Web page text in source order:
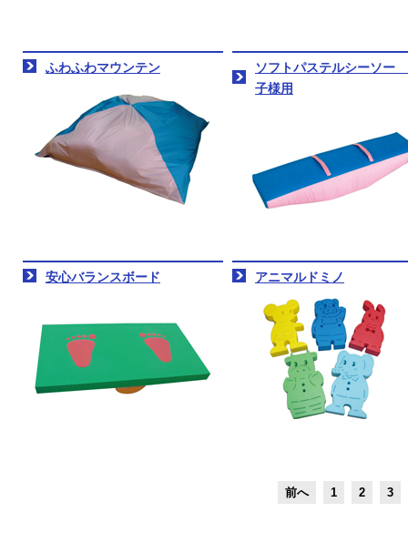
ふわふわマウンテン
ソフトパステルシーソー
子様用
安心バランスボード アニマルドミノ
前へ 1 2 3